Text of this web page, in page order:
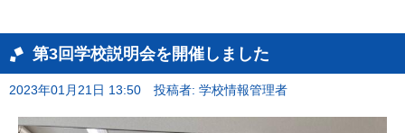
第3回学校説明会を開催しました
2023年01月21日 13:50 投稿者: 学校情報管理者